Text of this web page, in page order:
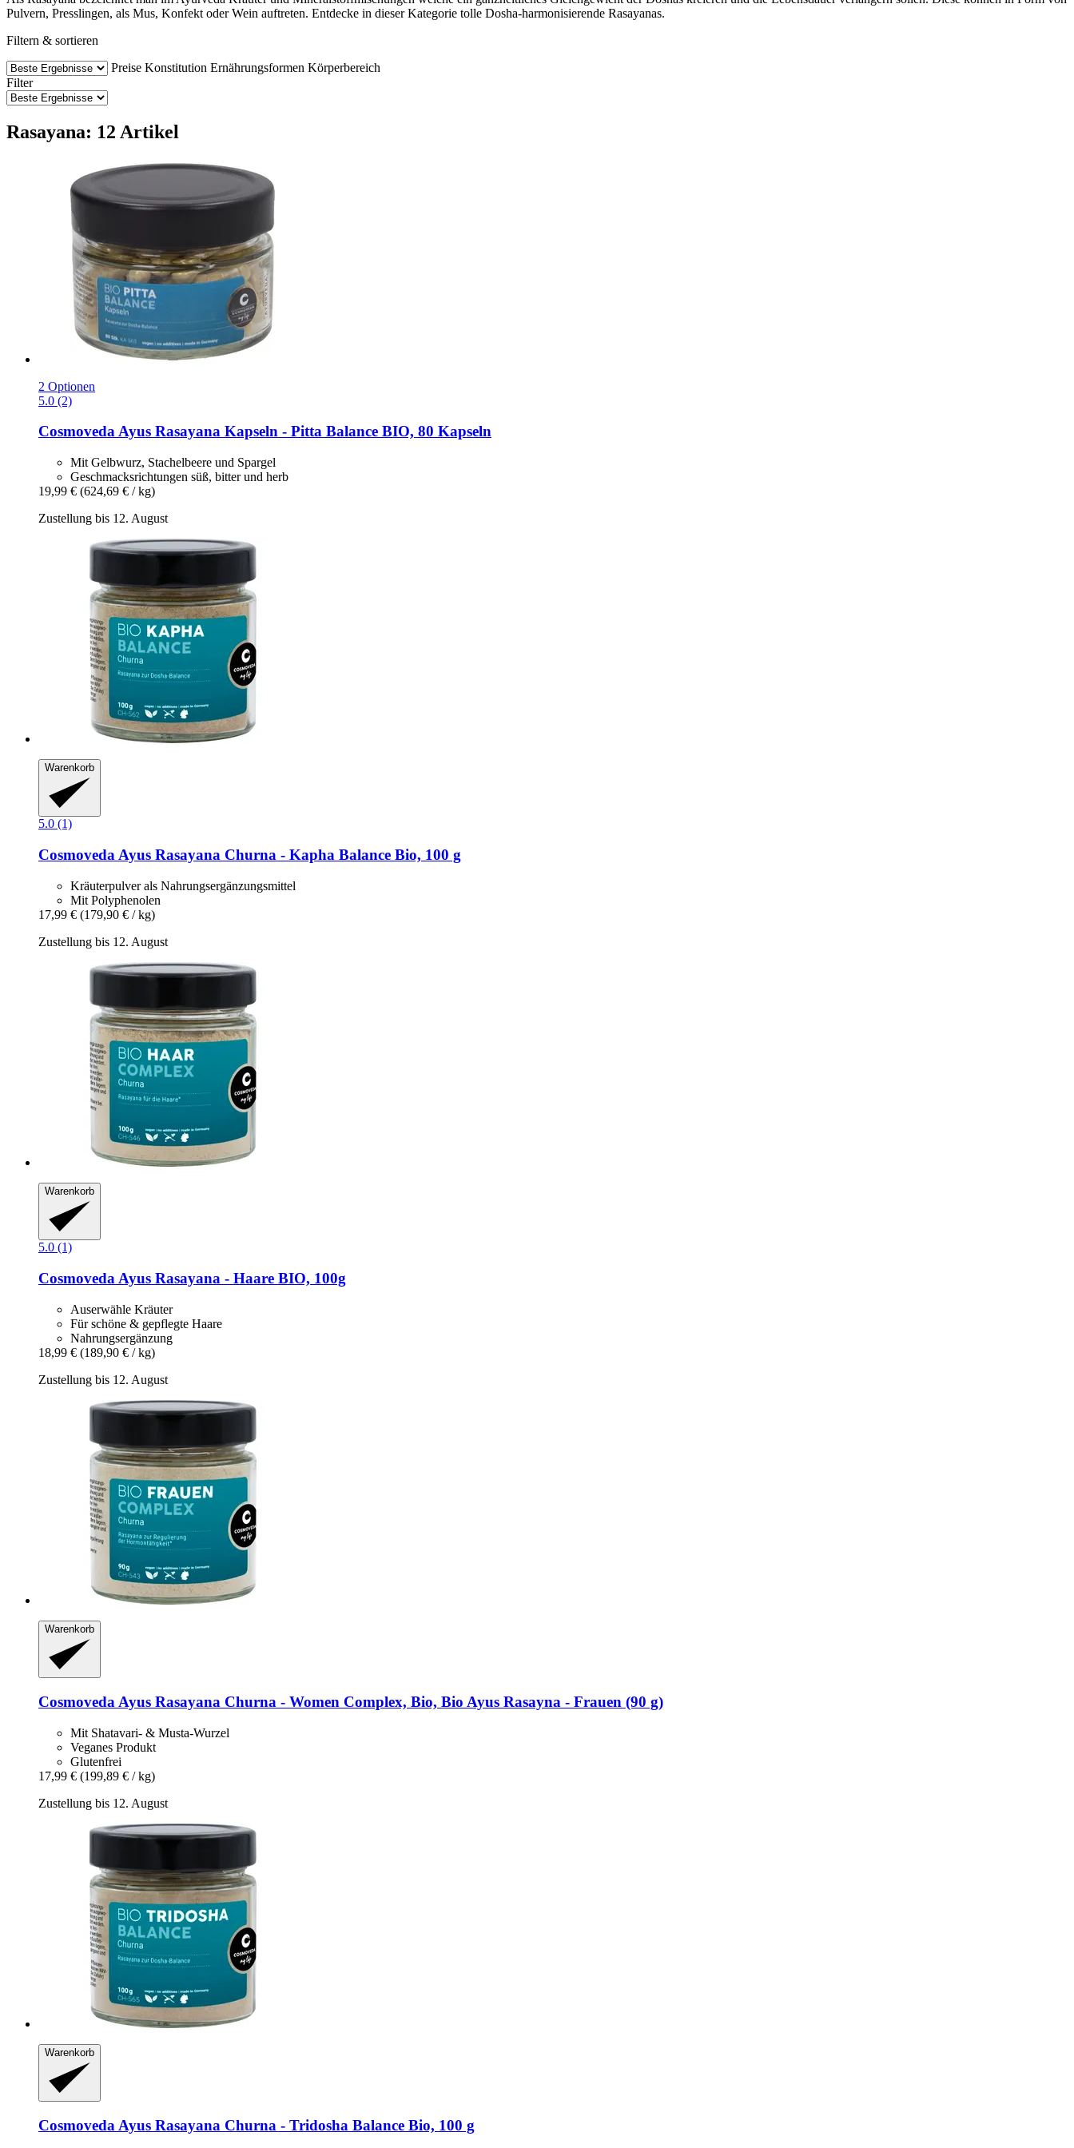
Pulvern, Presslingen, als Mus, Konfekt oder Wein auftreten. Entdecke in dieser Kategorie tolle Dosha-harmonisierende Rasayanas.
Filtern & sortieren
Preise Konstitution Ernährungsformen Körperbereich
Filter
Rasayana: 12 Artikel
2 Optionen
5.0 (2)
CosmovedaAyus Rasayana Kapseln -​ Pitta Balance BIO, 80 Kapseln
Mit Gelbwurz, Stachelbeere und Spargel
Geschmacks­richtungen süß, bitter und herb
19,99 € (624,69 € / kg)
Zustellung bis 12. August
Warenkorb
5.0 (1)
Cosmoveda Ayus Rasayana Churna -​ Kapha Balance Bio, 100 g
Kräuterpulver als Nahrungsergänzungsmittel
Mit Polyphenolen
17,99 € (179,90 € / kg)
Zustellung bis 12. August
Warenkorb
5.0 (1)
Cosmoveda Ayus Rasayana -​ Haare BIO, 100g
Auserwähle Kräuter
Für schöne & gepflegte Haare
Nahrungsergänzung
18,99 € (189,90 € / kg)
Zustellung bis 12. August
Warenkorb
Cosmoveda Ayus Rasayana Churna -​ Women Complex, Bio, Bio Ayus Rasayna -​ Frauen (90 g)
Mit Shatavari- & Musta-Wurzel
Veganes Produkt
Glutenfrei
17,99 € (199,89 € / kg)
Zustellung bis 12. August
Warenkorb
Cosmoveda Ayus Rasayana Churna -​ Tridosha Balance Bio, 100 g